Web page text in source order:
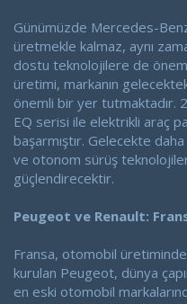
Günümüzde Mercedes-
üretmekle kalmaz, aynı
dostu teknolojilere de
üretimi, markanın
önemli bir yer tutmaktadır.
EQ serisi ile elektrikli araç
başarmıştır. Gelecekte
ve otonom sürüş
güçlendirecektir.
Peugeot ve Renault:
Fransa, otomobil
kurulan Peugeot, dünya
en eski otomobil